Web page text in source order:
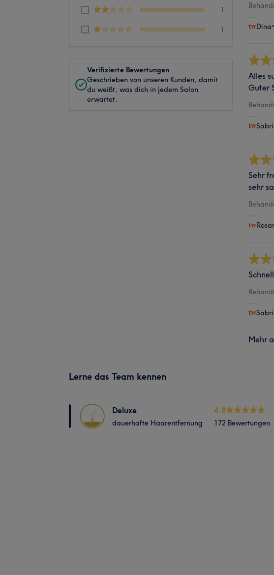
1
1
Verifizierte Bewertungen
Geschrieben von unseren Kunden, damit
du weißt, was dich in jedem Salon
erwartet.
Dina
Alles
Guter
Sehr
sehr
Mehr
Lerne das Team kennen
Deluxe
dauerhafte Haarentfernung
4.8
172 Bewertungen